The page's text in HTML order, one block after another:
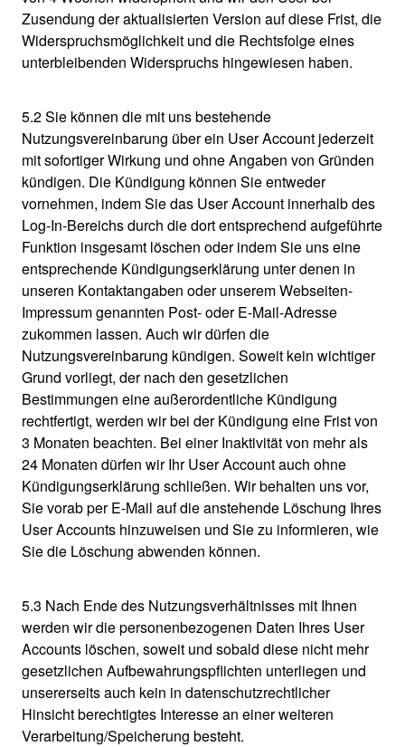
Zusendung der aktualisierten Version auf diese Frist, die
Widerspruchsmöglichkeit und die Rechtsfolge eines
unterbleibenden Widerspruchs hingewiesen haben.
5.2 Sie können die mit uns bestehende
Nutzungsvereinbarung über ein User Account jederzeit
mit sofortiger Wirkung und ohne Angaben von Gründen
kündigen. Die Kündigung können Sie entweder
vornehmen, indem Sie das User Account innerhalb des
Log-In-Bereichs durch die dort entsprechend aufgeführte
Funktion insgesamt löschen oder indem Sie uns eine
entsprechende Kündigungserklärung unter denen in
unseren Kontaktangaben oder unserem Webseiten-
Impressum genannten Post- oder E-Mail-Adresse
zukommen lassen. Auch wir dürfen die
Nutzungsvereinbarung kündigen. Soweit kein wichtiger
Grund vorliegt, der nach den gesetzlichen
Bestimmungen eine außerordentliche Kündigung
rechtfertigt, werden wir bei der Kündigung eine Frist von
3 Monaten beachten. Bei einer Inaktivität von mehr als
24 Monaten dürfen wir Ihr User Account auch ohne
Kündigungserklärung schließen. Wir behalten uns vor,
Sie vorab per E-Mail auf die anstehende Löschung Ihres
User Accounts hinzuweisen und Sie zu informieren, wie
Sie die Löschung abwenden können.
5.3 Nach Ende des Nutzungsverhältnisses mit Ihnen
werden wir die personenbezogenen Daten Ihres User
Accounts löschen, soweit und sobald diese nicht mehr
gesetzlichen Aufbewahrungspflichten unterliegen und
unsererseits auch kein in datenschutzrechtlicher
Hinsicht berechtigtes Interesse an einer weiteren
Verarbeitung/Speicherung besteht.